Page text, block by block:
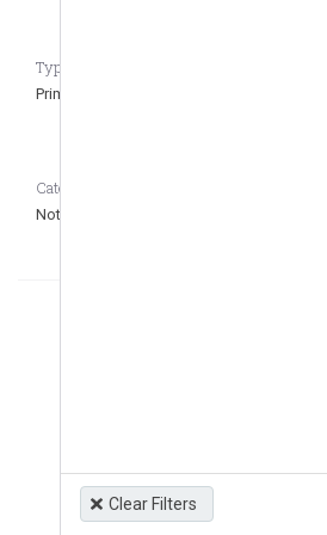
Type of regulation
Primary
Category CASEDATA_to_remove_question
Not defined
Clear Filters